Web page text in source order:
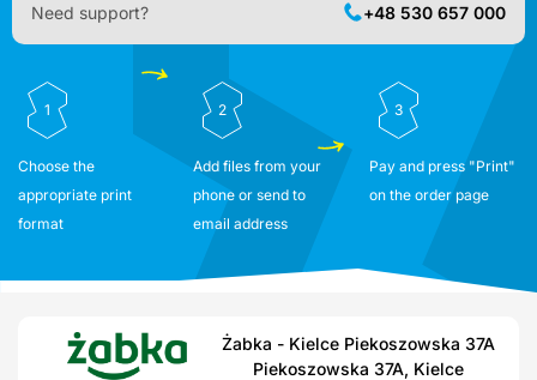
Need support? +48 530 657 000
1
Choose the
appropriate print
format
2
Add files from your
phone or send to
email address
3
Pay and press "Print"
on the order page
Żabka - Kielce Piekoszowska 37A
Piekoszowska 37A, Kielce